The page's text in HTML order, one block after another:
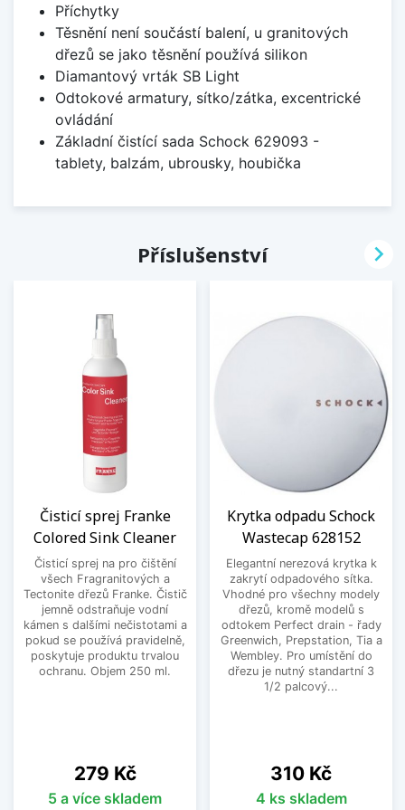
Příchytky
Těsnění není součástí balení, u granitových
dřezů se jako těsnění používá silikon
Diamantový vrták SB Light
Odtokové armatury, sítko/zátka, excentrické
ovládání
Základní čistící sada Schock 629093 -
tablety, balzám, ubrousky, houbička
Příslušenství
Čisticí sprej Franke
Colored Sink Cleaner
Čisticí sprej na pro čištění
všech Fragranitových a
Tectonite dřezů Franke. Čistič
jemně odstraňuje vodní
kámen s dalšími nečistotami a
pokud se používá pravidelně,
poskytuje produktu trvalou
ochranu. Objem 250 ml.
Cena
279 Kč
5 a více skladem
Krytka odpadu Schock
Wastecap 628152
Elegantní nerezová krytka k
zakrytí odpadového sítka.
Vhodné pro všechny modely
dřezů, kromě modelů s
odtokem Perfect drain - řady
Greenwich, Prepstation, Tia a
Wembley. Pro umístění do
dřezu je nutný standartní 3
1/2 palcový...
Cena
310 Kč
4 ks skladem
